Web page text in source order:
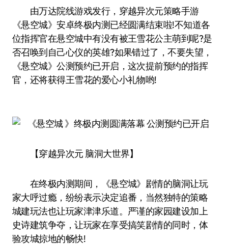
由万达院线游戏发行，穿越异次元策略手游
《悬空城》安卓终极内测已经圆满结束啦!不知道各
位指挥官在悬空城中有没有被王雪花公主萌到呢?是
否召唤到自己心仪的英雄?如果错过了，不要失望，
《悬空城》公测预约已开启，这次提前预约的指挥
官，还将获得王雪花的爱心小礼物哟!
【穿越异次元 脑洞大世界】
在终极内测期间，《悬空城》剧情的脑洞让玩
家大呼过瘾，纷纷表示决定追番，当然独特的策略
城建玩法也让玩家津津乐道。严谨的家园建设加上
史诗建筑争夺，让玩家在享受搞笑剧情的同时，体
验攻城掠地的畅快!